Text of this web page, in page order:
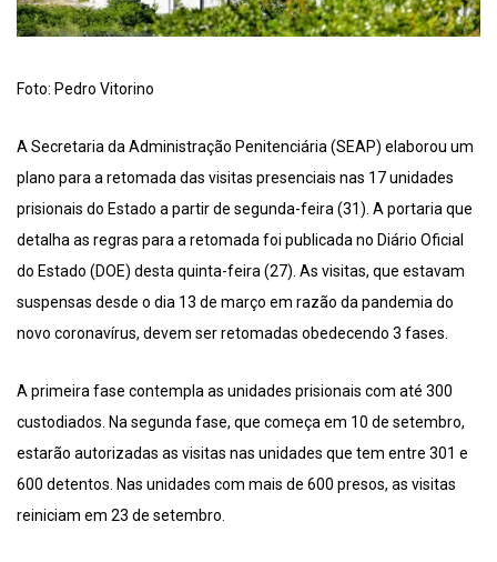
Foto: Pedro Vitorino
A Secretaria da Administração Penitenciária (SEAP) elaborou um
plano para a retomada das visitas presenciais nas 17 unidades
prisionais do Estado a partir de segunda-feira (31). A portaria que
detalha as regras para a retomada foi publicada no Diário Oficial
do Estado (DOE) desta quinta-feira (27). As visitas, que estavam
suspensas desde o dia 13 de março em razão da pandemia do
novo coronavírus, devem ser retomadas obedecendo 3 fases.
A primeira fase contempla as unidades prisionais com até 300
custodiados. Na segunda fase, que começa em 10 de setembro,
estarão autorizadas as visitas nas unidades que tem entre 301 e
600 detentos. Nas unidades com mais de 600 presos, as visitas
reiniciam em 23 de setembro.